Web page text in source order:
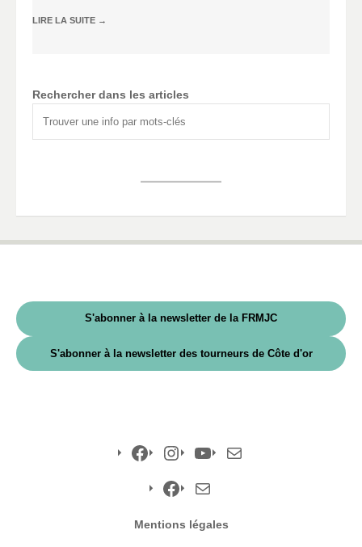
LIRE LA SUITE →
Rechercher dans les articles
S'abonner à la newsletter de la FRMJC
S'abonner à la newsletter des tourneurs de Côte d'or
Facebook
Facebook
mail
Mentions légales